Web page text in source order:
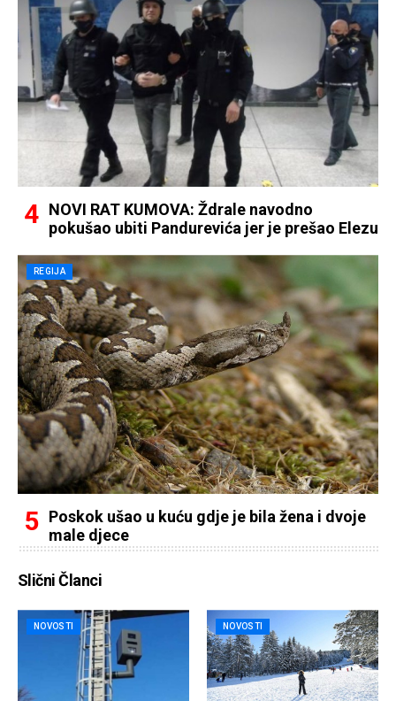
NOVI RAT KUMOVA: Ždrale navodno
pokušao ubiti Pandurevića jer je prešao Elezu
REGIJA
Poskok ušao u kuću gdje je bila žena i dvoje
male djece
Slični Članci
NOVOSTI NOVOSTI